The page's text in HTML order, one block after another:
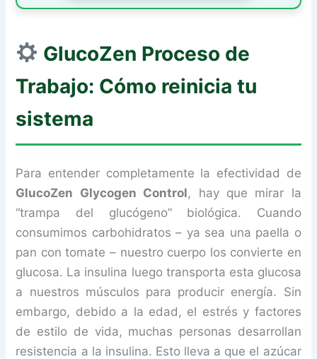
GlucoZen Proceso de
Trabajo: Cómo reinicia tu
sistema
Para entender completamente la efectividad de
GlucoZen Glycogen Control, hay que mirar la
“trampa del glucógeno” biológica. Cuando
consumimos carbohidratos – ya sea una paella o
pan con tomate – nuestro cuerpo los convierte en
glucosa. La insulina luego transporta esta glucosa
a nuestros músculos para producir energía. Sin
embargo, debido a la edad, el estrés y factores
de estilo de vida, muchas personas desarrollan
resistencia a la insulina. Esto lleva a que el azúcar